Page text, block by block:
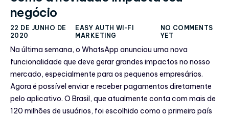
negócio
22 DE JUNHO DE
2020
EASY AUTH WI-FI
MARKETING
NO COMMENTS
YET
Na última semana, o WhatsApp anunciou uma nova
funcionalidade que deve gerar grandes impactos no nosso
mercado, especialmente para os pequenos empresários.
Agora é possível enviar e receber pagamentos diretamente
pelo aplicativo. O Brasil, que atualmente conta com mais de
120 milhões de usuários, foi escolhido como o primeiro país